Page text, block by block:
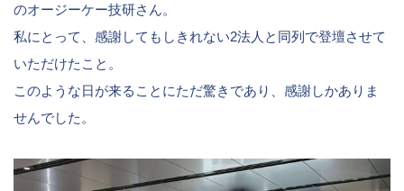
のオージーケー技研さん。
私にとって、感謝してもしきれない2法人と同列で登壇させて
いただけたこと。
このような日が来ることにただ驚きであり、感謝しかありま
せんでした。